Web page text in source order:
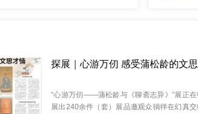
探展｜心游万仞 感受蒲松龄的文
“心游万仞——蒲松龄与《聊斋志异》”展正
展出240余件（套）展品邀观众徜徉在幻真